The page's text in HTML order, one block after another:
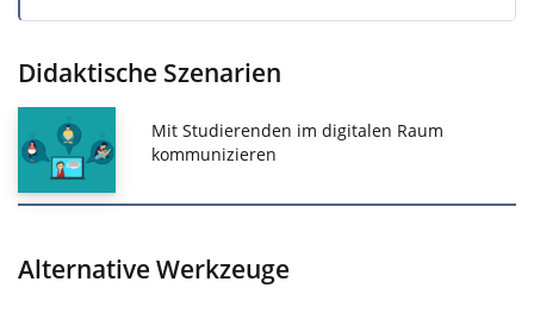
Didaktische Szenarien
Mit Studierenden im digitalen Raum
kommunizieren
Alternative Werkzeuge